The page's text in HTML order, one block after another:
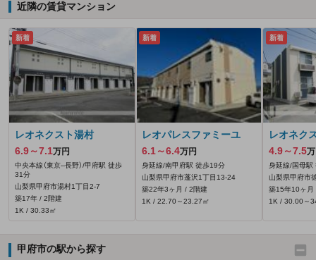
近隣の賃貸マンション
新着
レオネクスト湯村
6.9～7.1万円
中央本線（東京--長野）/甲府駅 徒歩
31分
山梨県甲府市湯村1丁目2-7
築17年 / 2階建
1K / 30.33㎡
新着
レオパレスファミーユ
6.1～6.4万円
身延線/南甲府駅 徒歩19分
山梨県甲府市蓬沢1丁目13-24
築22年3ヶ月 / 2階建
1K / 22.70～23.27㎡
新着
レオネク
4.9～7.5
身延線/国母駅
山梨県甲府市
築15年10ヶ月
1K / 30.00～
甲府市の駅から探す